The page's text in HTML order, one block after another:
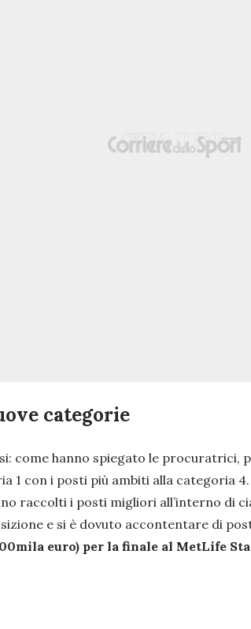
categorie
come hanno spiegato le procuratrici,
1 con i posti più ambiti alla categoria
raccolti i posti migliori all’interno di
e si è dovuto accontentare di
euro) per la finale al MetLife